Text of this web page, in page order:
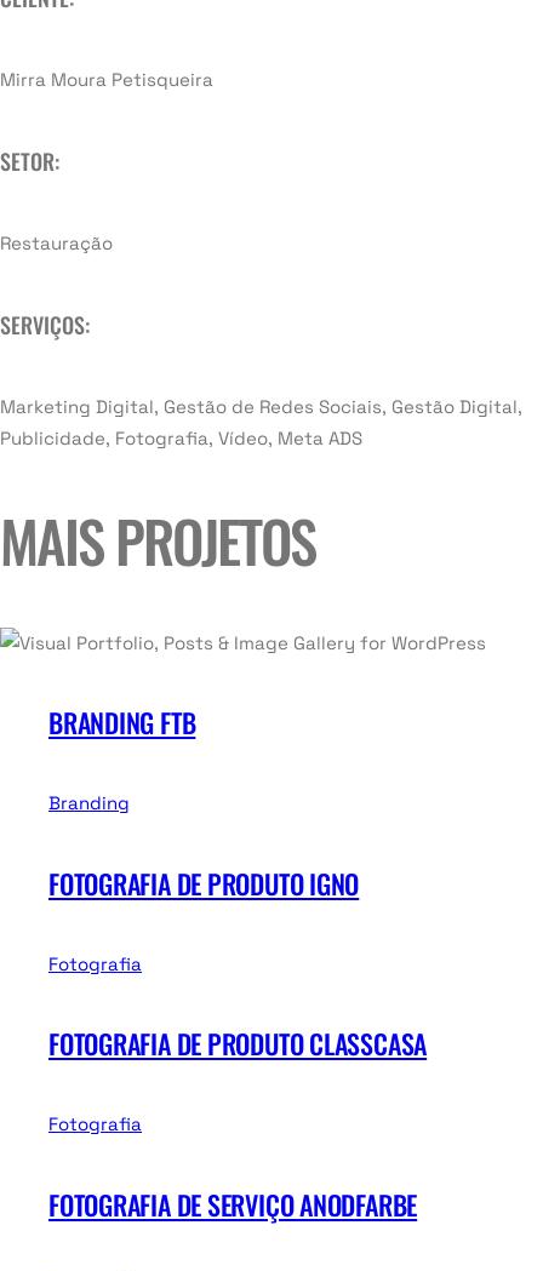
Mirra Moura Petisqueira
SETOR:
Restauração
SERVIÇOS:
Marketing Digital, Gestão de Redes Sociais, Gestão Digital,
Publicidade, Fotografia, Vídeo, Meta ADS
MAIS PROJETOS
BRANDING FTB
Branding
FOTOGRAFIA DE PRODUTO IGNO
Fotografia
FOTOGRAFIA DE PRODUTO CLASSCASA
Fotografia
FOTOGRAFIA DE SERVIÇO ANODFARBE